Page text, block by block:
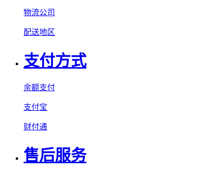
物流公司
配送地区
支付方式
余额支付
支付宝
财付通
售后服务